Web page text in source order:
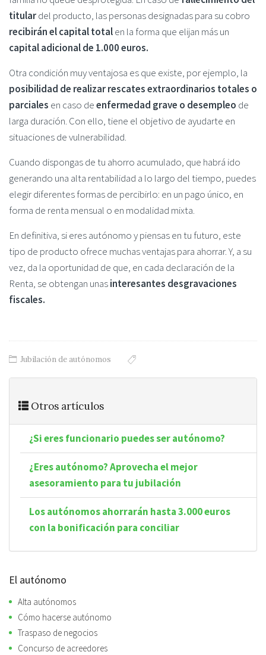
titulardel producto, las personas designadas para su cobro
recibirán el capital totalen la forma que elijan más un
capital adicional de 1.000 euros.
Otra condición muy ventajosa es que existe, por ejemplo, la
posibilidad de realizar rescates extraordinarios totales o
parciales en caso deenfermedad grave o desempleo de
larga duración. Con ello, tiene el objetivo de ayudarte en
situaciones de vulnerabilidad.
Cuando dispongas de tu ahorro acumulado, que habrá ido
generando una alta rentabilidad a lo largo del tiempo, puedes
elegir diferentes formas de percibirlo: en un pago único, en
forma de renta mensual o en modalidad mixta.
En definitiva, si eres autónomo y piensas en tu futuro, este
tipo de producto ofrece muchas ventajas para ahorrar. Y, a su
vez, da la oportunidad de que, en cada declaración de la
Renta, se obtengan unasinteresantes desgravaciones
fiscales.
Jubilación de autónomos
Otros artículos
¿Si eres funcionario puedes ser autónomo?
¿Eres autónomo? Aprovecha el mejor
asesoramiento para tu jubilación
Los autónomos ahorrarán hasta 3.000 euros
con la bonificación para conciliar
El autónomo
Alta autónomos
Cómo hacerse autónomo
Traspaso de negocios
Concurso de acreedores